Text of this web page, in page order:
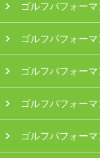
ゴルフパフォー
ゴルフパフォー
ゴルフパフォー
ゴルフパフォー
ゴルフパフォー